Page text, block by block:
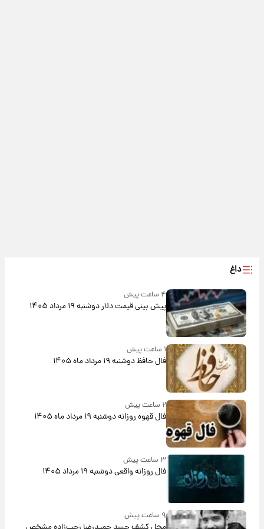
داغ
۴ ساعت پیش
پیش‌ بینی قیمت دلار دوشنبه ۱۹ مرداد ۱۴۰۵
۱ ساعت پیش
فال حافظ دوشنبه ۱۹ مرداد ماه ۱۴۰۵
۲ ساعت پیش
فال قهوه روزانه دوشنبه ۱۹ مرداد ماه ۱۴۰۵
فال روزانه واقعی دوشنبه ۱۹ مرداد ۱۴۰۵
۹ ساعت پیش